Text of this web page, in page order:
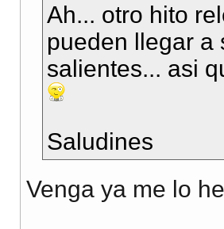
Ah... otro hito
pueden llegar a
salientes... asi
Saludines
Venga ya me lo